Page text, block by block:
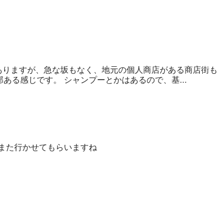
ますが、急な坂もなく、地元の個人商店がある商店街も
る感じです。 シャンプーとかはあるので、基...
た行かせてもらいますね